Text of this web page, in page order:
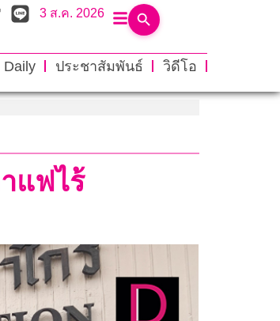
3 ส.ค. 2026
ประชาสัมพันธ์
วิดีโอ
แฟไร้